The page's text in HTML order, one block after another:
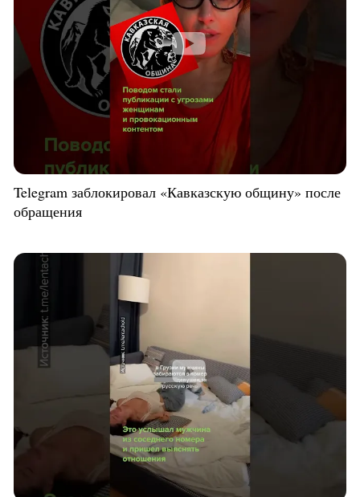
Telegram заблокировал «Кавказскую общину» после
обращения